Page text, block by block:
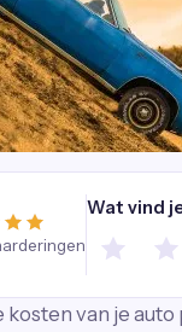
Wat vind
kosten van je